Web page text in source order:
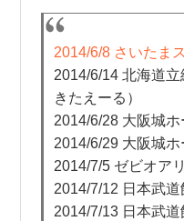
2014/6/8 さいたま
2014/6/14 北海道
きたえーる）
2014/6/28 大阪城ホ
2014/6/29 大阪城ホ
2014/7/5 ゼビオア
2014/7/12 日本武道
2014/7/13 日本武道